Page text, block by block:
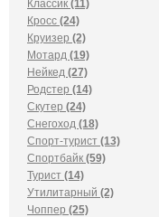
Классик (11)
Кросс (24)
Круизер (2)
Мотард (19)
Нейкед (27)
Родстер (14)
Скутер (24)
Снегоход (18)
Спорт-турист (13)
Спортбайк (59)
Турист (14)
Утилитарный (2)
Чоппер (25)